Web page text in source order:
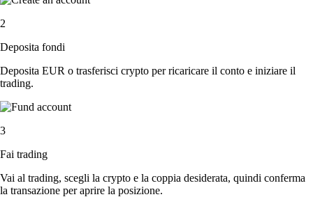
2
Deposita fondi
Deposita EUR o trasferisci crypto per ricaricare il conto e iniziare il
trading.
3
Fai trading
Vai al trading, scegli la crypto e la coppia desiderata, quindi conferma
la transazione per aprire la posizione.